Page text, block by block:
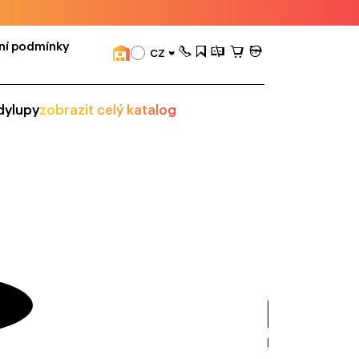
podmínky
CZ
lupyzobrazit celý katalog
zobrazit
vše